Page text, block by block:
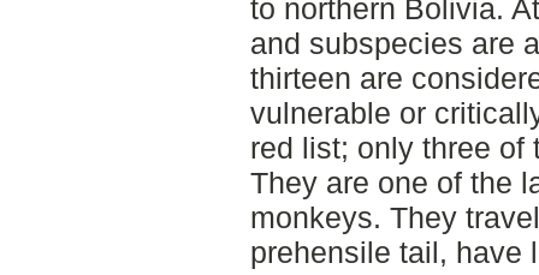
to northern Bolivia.
and subspecies are
thirteen are
vulnerable or
red list; only three of
They are one of the
monkeys. They
prehensile tail, have